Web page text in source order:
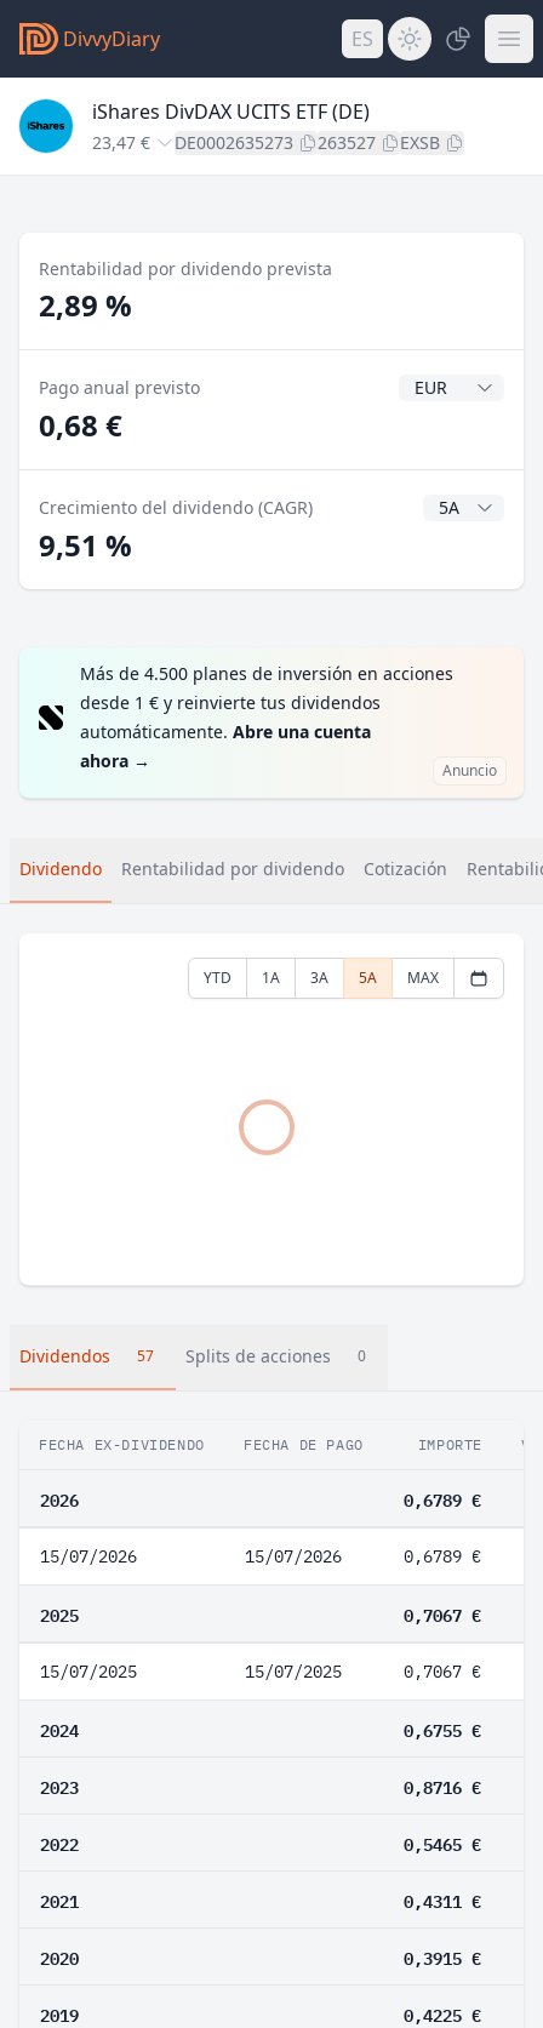
DivvyDiary ES
iShares DivDAX UCITS ETF (DE)
23,47 € DE0002635273 263527 EXSB
Rentabilidad por dividendo prevista
2,89 %
Pago anual previsto Divisa del
0,68 €
Crecimiento del dividendo (CAGR) Años CAGR
9,51 %
Más de 4.500 planes de inversión en acciones
desde 1 € y reinvierte tus dividendos
automáticamente. Abre una cuenta
ahora → Anuncio
Dividendo Rentabilidad por dividendo Cotización
YTD 1A 3A 5A MAX
Dividendos 57 Splits de acciones 0
FECHA EX-DIVIDENDO FECHA DE PAGO IMPORTE
2026 0,6789 €
15/07/2026 15/07/2026 0,6789 €
2025 0,7067 €
15/07/2025 15/07/2025 0,7067 €
2024 0,6755 €
2023 0,8716 €
2022 0,5465 €
2021 0,4311 €
2020 0,3915 €
2019 0,4225 €